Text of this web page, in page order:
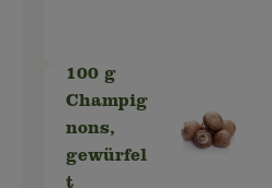
100 g
Champig
nons,
gewürfel
t